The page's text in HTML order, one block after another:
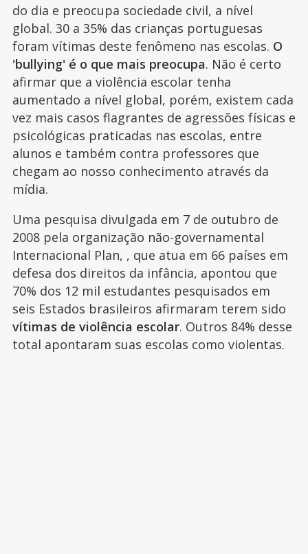
do dia e preocupa sociedade civil, a nível
global. 30 a 35% das crianças portuguesas
foram vítimas deste fenômeno nas escolas. O
'bullying' é o que mais preocupa. Não é certo
afirmar que a violência escolar tenha
aumentado a nível global, porém, existem cada
vez mais casos flagrantes de agressões físicas e
psicológicas praticadas nas escolas, entre
alunos e também contra professores que
chegam ao nosso conhecimento através da
mídia.
Uma pesquisa divulgada em 7 de outubro de
2008 pela organização não-governamental
Internacional Plan, , que atua em 66 países em
defesa dos direitos da infância, apontou que
70% dos 12 mil estudantes pesquisados em
seis Estados brasileiros afirmaram terem sido
vítimas de violência escolar. Outros 84% desse
total apontaram suas escolas como violentas.